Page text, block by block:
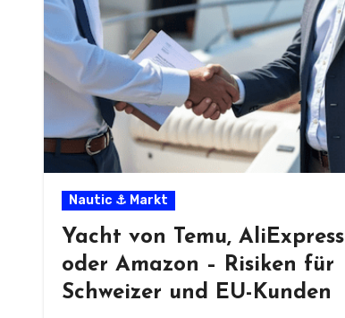
Nautic ⚓ Markt
Yacht von Temu, AliExpress
oder Amazon – Risiken für
Schweizer und EU-Kunden